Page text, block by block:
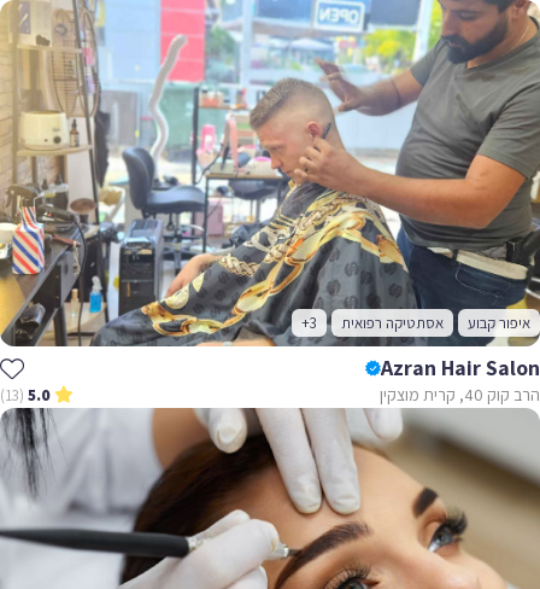
איפור קבוע אסתטיקה רפואית +3
Azran Hair Salon
הרב קוק 40, קרית מוצקין 5.0
(13)